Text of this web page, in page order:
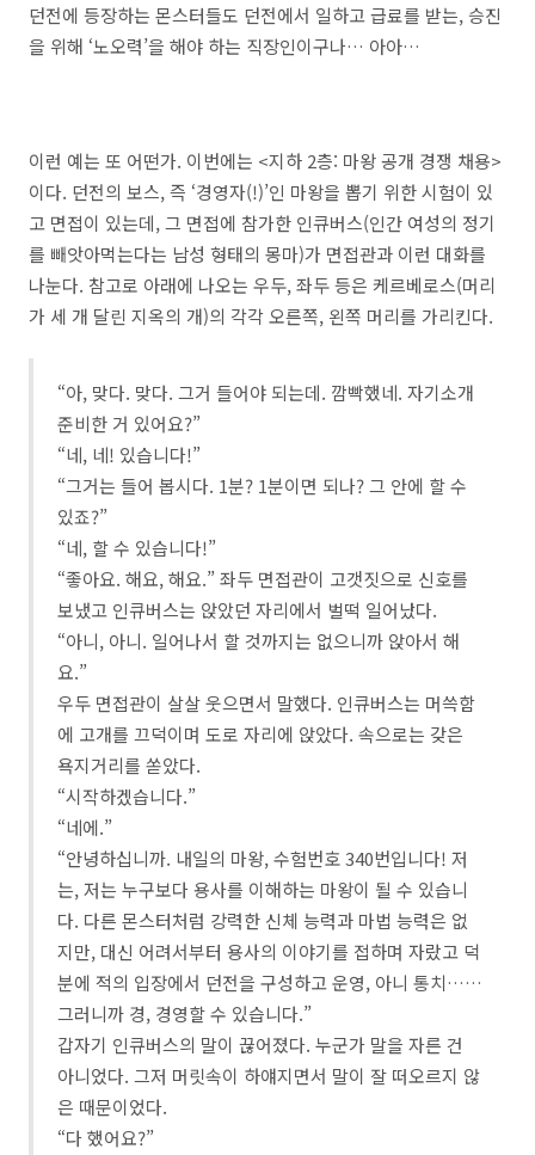
던전에 등장하는 몬스터들도 던전에서 일하고 급료를 받는, 승진
을 위해 ‘노오력’을 해야 하는 직장인이구나… 아아…
이런 예는 또 어떤가. 이번에는 <지하 2층: 마왕 공개 경쟁 채용>
이다. 던전의 보스, 즉 ‘경영자(!)’인 마왕을 뽑기 위한 시험이 있
고 면접이 있는데, 그 면접에 참가한 인큐버스(인간 여성의 정기
를 빼앗아먹는다는 남성 형태의 몽마)가 면접관과 이런 대화를
나눈다. 참고로 아래에 나오는 우두, 좌두 등은 케르베로스(머리
가 세 개 달린 지옥의 개)의 각각 오른쪽, 왼쪽 머리를 가리킨다.
“아, 맞다. 맞다. 그거 들어야 되는데. 깜빡했네. 자기소개
준비한 거 있어요?”
“네, 네! 있습니다!”
“그거는 들어 봅시다. 1분? 1분이면 되나? 그 안에 할 수
있죠?”
“네, 할 수 있습니다!”
“좋아요. 해요, 해요.” 좌두 면접관이 고갯짓으로 신호를
보냈고 인큐버스는 앉았던 자리에서 벌떡 일어났다.
“아니, 아니. 일어나서 할 것까지는 없으니까 앉아서 해
요.”
우두 면접관이 살살 웃으면서 말했다. 인큐버스는 머쓱함
에 고개를 끄덕이며 도로 자리에 앉았다. 속으로는 갖은
욕지거리를 쏟았다.
“시작하겠습니다.”
“네에.”
“안녕하십니까. 내일의 마왕, 수험번호 340번입니다! 저
는, 저는 누구보다 용사를 이해하는 마왕이 될 수 있습니
다. 다른 몬스터처럼 강력한 신체 능력과 마법 능력은 없
지만, 대신 어려서부터 용사의 이야기를 접하며 자랐고 덕
분에 적의 입장에서 던전을 구성하고 운영, 아니 통치……
그러니까 경, 경영할 수 있습니다.”
갑자기 인큐버스의 말이 끊어졌다. 누군가 말을 자른 건
아니었다. 그저 머릿속이 하얘지면서 말이 잘 떠오르지 않
은 때문이었다.
“다 했어요?”